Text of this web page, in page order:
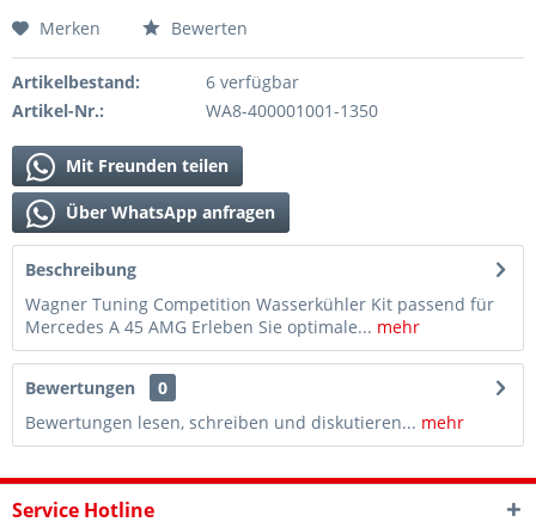
Merken Bewerten
Artikelbestand:
6 verfügbar
Artikel-Nr.:
WA8-400001001-1350
Mit Freunden teilen
Über WhatsApp anfragen
Beschreibung
Wagner Tuning Competition Wasserkühler Kit passend für
Mercedes A 45 AMG Erleben Sie optimale... mehr
Bewertungen
0
Bewertungen lesen, schreiben und diskutieren... mehr
Service Hotline